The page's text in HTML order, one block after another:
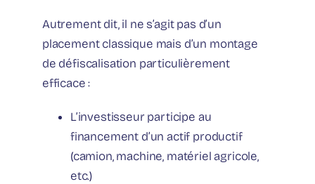
Autrement dit, il ne s’agit pas d’un
placement classique mais d’un montage
de défiscalisation particulièrement
efficace :
L’investisseur participe au
financement d’un actif productif
(camion, machine, matériel agricole,
etc.)